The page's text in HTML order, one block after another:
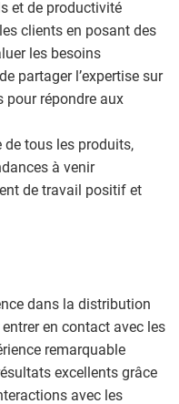
et de productivité
clients en posant des
les besoins
partager l’expertise sur
pour répondre aux
tous les produits,
à venir
de travail positif et
dans la distribution
en contact avec les
remarquable
excellents grâce
avec les